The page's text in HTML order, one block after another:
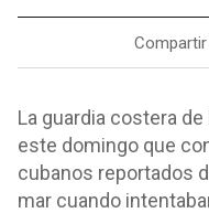
Compartir
La guardia costera
este domingo que
cubanos reportados
mar cuando